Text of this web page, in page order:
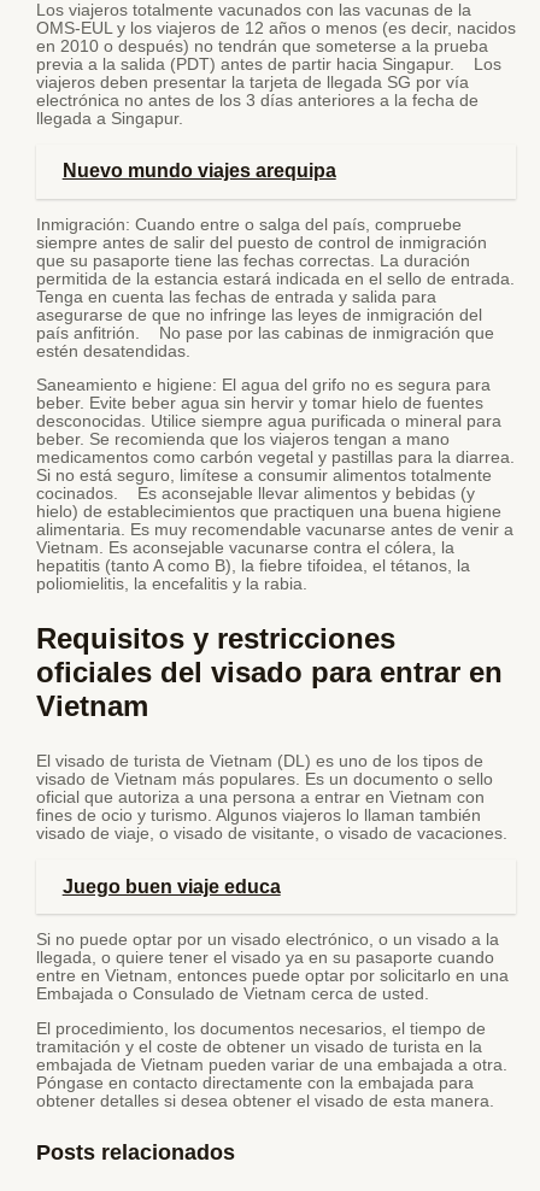
Los viajeros totalmente vacunados con las vacunas de la
OMS-EUL y los viajeros de 12 años o menos (es decir, nacidos
en 2010 o después) no tendrán que someterse a la prueba
previa a la salida (PDT) antes de partir hacia Singapur. Los
viajeros deben presentar la tarjeta de llegada SG por vía
electrónica no antes de los 3 días anteriores a la fecha de
llegada a Singapur.
Nuevo mundo viajes arequipa
Inmigración: Cuando entre o salga del país, compruebe
siempre antes de salir del puesto de control de inmigración
que su pasaporte tiene las fechas correctas. La duración
permitida de la estancia estará indicada en el sello de entrada.
Tenga en cuenta las fechas de entrada y salida para
asegurarse de que no infringe las leyes de inmigración del
país anfitrión. No pase por las cabinas de inmigración que
estén desatendidas.
Saneamiento e higiene: El agua del grifo no es segura para
beber. Evite beber agua sin hervir y tomar hielo de fuentes
desconocidas. Utilice siempre agua purificada o mineral para
beber. Se recomienda que los viajeros tengan a mano
medicamentos como carbón vegetal y pastillas para la diarrea.
Si no está seguro, limítese a consumir alimentos totalmente
cocinados. Es aconsejable llevar alimentos y bebidas (y
hielo) de establecimientos que practiquen una buena higiene
alimentaria. Es muy recomendable vacunarse antes de venir a
Vietnam. Es aconsejable vacunarse contra el cólera, la
hepatitis (tanto A como B), la fiebre tifoidea, el tétanos, la
poliomielitis, la encefalitis y la rabia.
Requisitos y restricciones
oficiales del visado para entrar en
Vietnam
El visado de turista de Vietnam (DL) es uno de los tipos de
visado de Vietnam más populares. Es un documento o sello
oficial que autoriza a una persona a entrar en Vietnam con
fines de ocio y turismo. Algunos viajeros lo llaman también
visado de viaje, o visado de visitante, o visado de vacaciones.
Juego buen viaje educa
Si no puede optar por un visado electrónico, o un visado a la
llegada, o quiere tener el visado ya en su pasaporte cuando
entre en Vietnam, entonces puede optar por solicitarlo en una
Embajada o Consulado de Vietnam cerca de usted.
El procedimiento, los documentos necesarios, el tiempo de
tramitación y el coste de obtener un visado de turista en la
embajada de Vietnam pueden variar de una embajada a otra.
Póngase en contacto directamente con la embajada para
obtener detalles si desea obtener el visado de esta manera.
Posts relacionados